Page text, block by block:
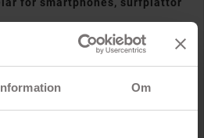
Om
bestående av 32 delar
mobiltelefoner och annan
t.ex. för lagning, byte av
och batteri
i ett kit